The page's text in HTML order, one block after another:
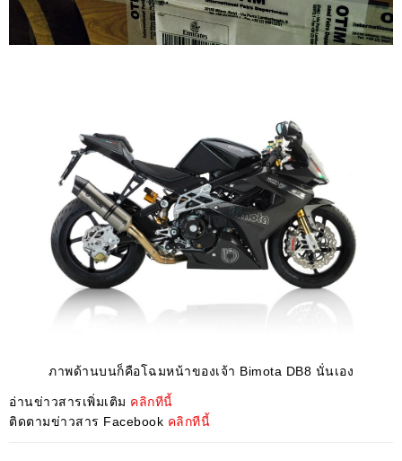
ภาพด้านบนก็คือโฉมหน้าของเจ้า Bimota DB8 นั่นเอง
อ่านข่าวสารเพิ่มเติม คลิกทีนี้
ติดตามข่าวสาร Facebook คลิกทีนี้